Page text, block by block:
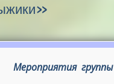
Мероприятия группы